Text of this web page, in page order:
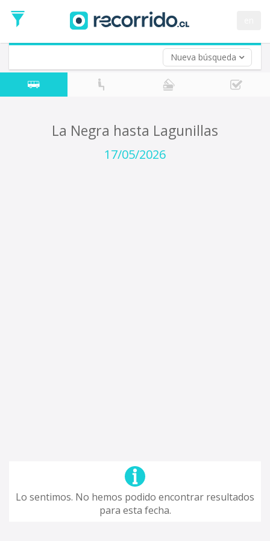
Nueva búsqueda
de
Ida
Vuelta (opcional)
Fecha
de
La Negra hasta Lagunillas
17/05/2026
Lo sentimos. No hemos podido encontrar resultados
para esta fecha.